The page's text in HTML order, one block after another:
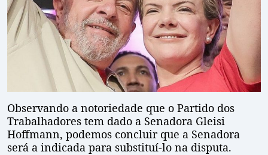
Observando a notoriedade que o Partido dos
Trabalhadores tem dado a Senadora Gleisi
Hoffmann, podemos concluir que a Senadora
será a indicada para substituí-lo na disputa.